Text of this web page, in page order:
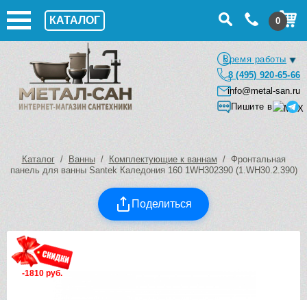
КАТАЛОГ 0
Время работы
8 (495) 920-65-66
info@metal-san.ru
Пишите в
Каталог/ Ванны/ Комплектующие к ваннам / Фронтальная
панель для ванны Santek Каледония 160 1WH302390 (1.WH30.2.390)
Поделиться
-1810 руб.